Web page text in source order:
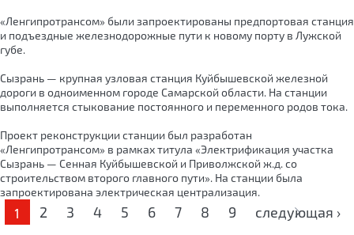
«Ленгипротрансом» были запроектированы предпортовая станция
и подъездные железнодорожные пути к новому порту в Лужской
губе.
Сызрань — крупная узловая станция Куйбышевской железной
дороги в одноименном городе Самарской области. На станции
выполняется стыкование постоянного и переменного родов тока.
Проект реконструкции станции был разработан
«Ленгипротрансом» в рамках титула «Электрификация участка
Сызрань — Сенная Куйбышевской и Приволжской ж.д. со
строительством второго главного пути». На станции была
запроектирована электрическая централизация.
Страницы
1 2 3 4 5 6 7 8 9 следующая ›